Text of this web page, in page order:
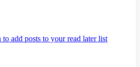
add posts to your read later list